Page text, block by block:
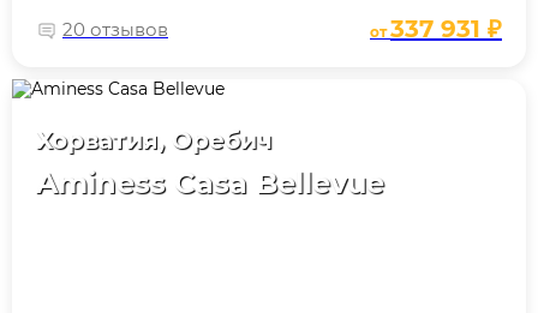
20 отзывов от337 931 ₽
Хорватия, Оребич
Aminess Casa Bellevue